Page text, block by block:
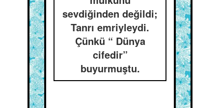
sevdiğinden değildi;
Tanrı emriyleydi.
Çünkü “ Dünya
cifedir”
buyurmuştu.